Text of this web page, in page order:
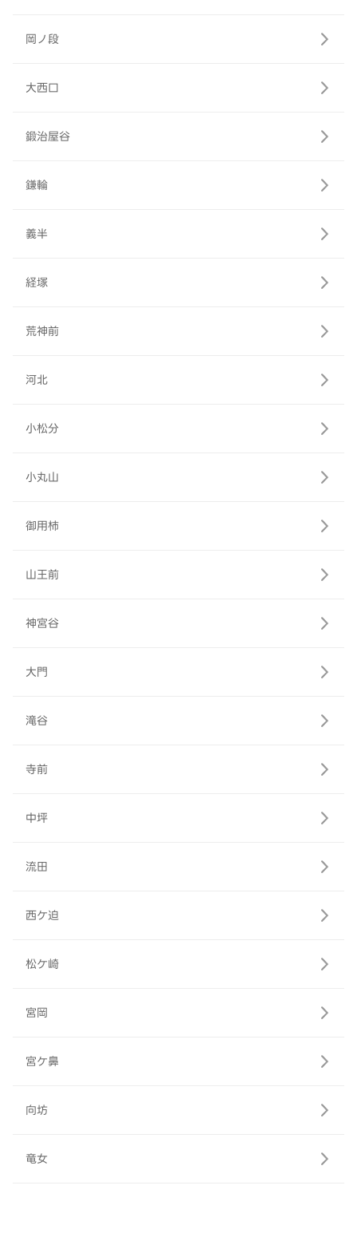
岡ノ段
大西口
鍛治屋谷
鎌輪
義半
経塚
荒神前
河北
小松分
小丸山
御用柿
山王前
神宮谷
大門
滝谷
寺前
中坪
流田
西ケ迫
松ケ崎
宮岡
宮ケ鼻
向坊
竜女